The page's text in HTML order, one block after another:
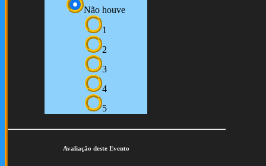
Não houve
1
2
3
4
5
Avaliação deste Evento